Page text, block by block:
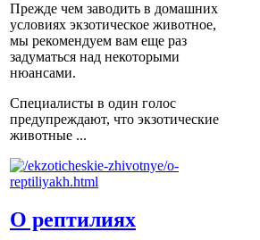
Прежде чем заводить в домашних
условиях экзотическое животное,
мы рекомендуем вам еще раз
задуматься над некоторыми
нюансами.
Специалисты в один голос
предупреждают, что экзотические
животные ...
О рептилиях